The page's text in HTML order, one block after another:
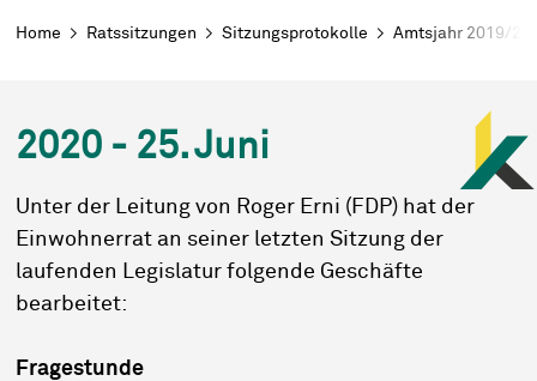
Breadcrumb
Home Ratssitzungen Sitzungsprotokolle Amtsjahr 2019/20
2020 - 25. Juni
Unter der Leitung von Roger Erni (FDP) hat der
Einwohnerrat an seiner letzten Sitzung der
laufenden Legislatur folgende Geschäfte
bearbeitet:
Fragestunde